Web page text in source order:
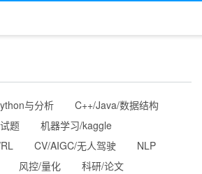
与分析
C++/Java/数据结构
题
机器学习/kaggle
CV/AIGC/无人驾驶
NLP
风控/量化
科研/论文